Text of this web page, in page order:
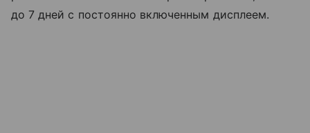
до 7 дней с постоянно включенным дисплеем.